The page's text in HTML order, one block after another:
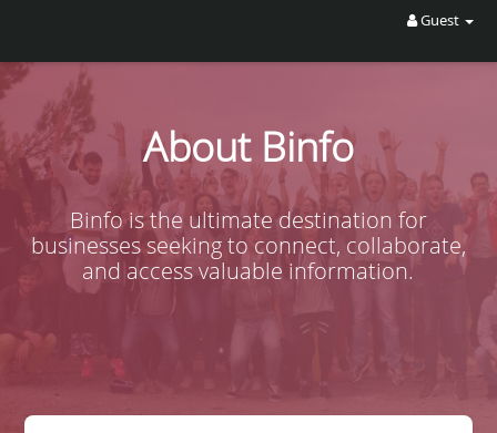
Guest
About Binfo
Binfo is the ultimate destination for
businesses seeking to connect, collaborate,
and access valuable information.